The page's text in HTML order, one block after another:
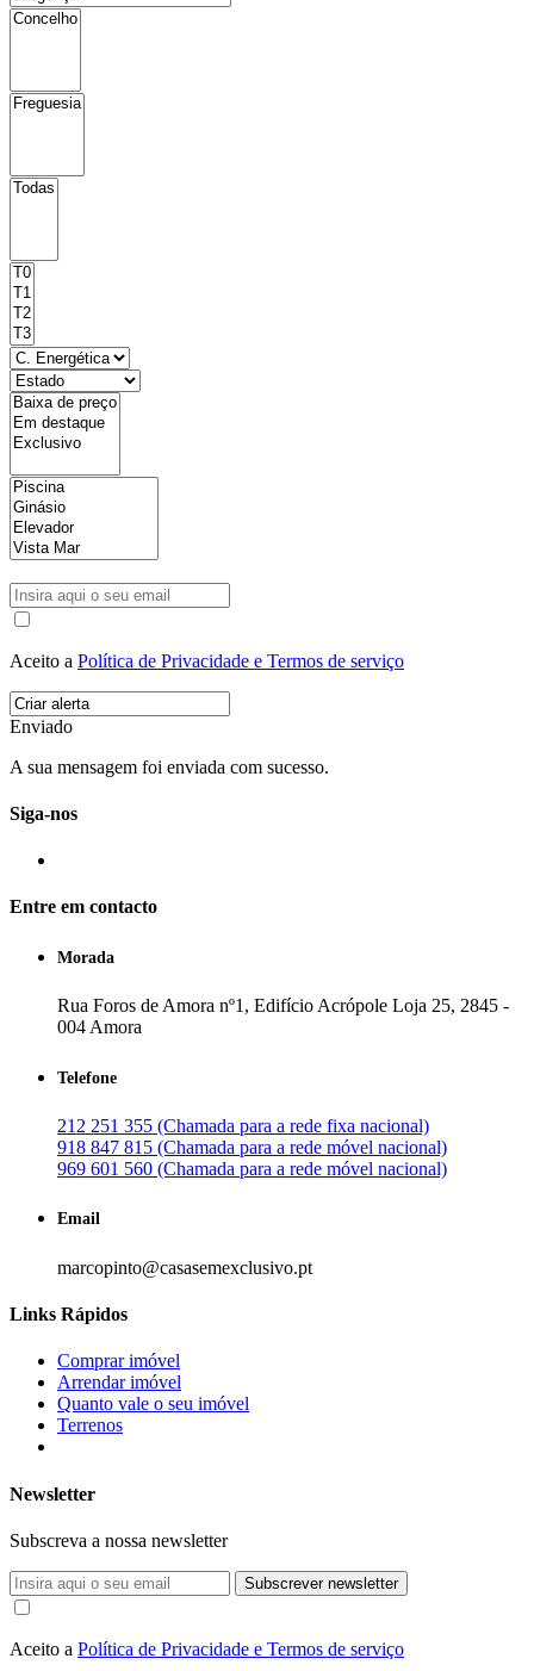
Aceito a Política de Privacidade e Termos de serviço
Enviado
A sua mensagem foi enviada com sucesso.
Siga-nos
Entre em contacto
Morada
Rua Foros de Amora nº1, Edifício Acrópole Loja 25, 2845 -
004 Amora
Telefone
212 251 355 (Chamada para a rede fixa nacional)
918 847 815 (Chamada para a rede móvel nacional)
969 601 560 (Chamada para a rede móvel nacional)
Email
marcopinto@casasemexclusivo.pt
Links Rápidos
Comprar imóvel
Arrendar imóvel
Quanto vale o seu imóvel
Terrenos
Newsletter
Subscreva a nossa newsletter
Subscrever newsletter
Aceito a Política de Privacidade e Termos de serviço